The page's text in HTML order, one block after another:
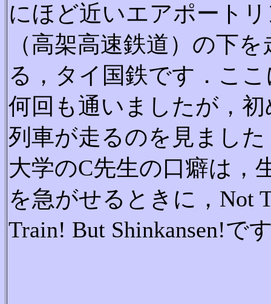
にほど近いエアポート
（高架高速鉄道）の下を
る，タイ国鉄です．こ
何回も通いましたが，
列車が走るのを見ました
大学のC先生の口癖は，
を急がせるときに，Not
Train! But Shinkansen!で